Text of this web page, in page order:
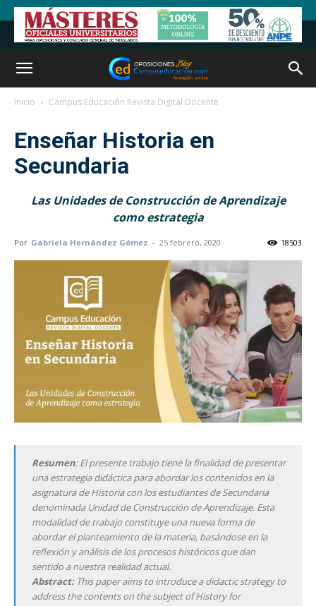
Inicio Campus Educación Revista Digital Docente
Enseñar Historia en
Secundaria
Las Unidades de Construcción de Aprendizaje
como estrategia
Por Gabriela Hernández Gómez - 25 febrero, 2020 18503
Resumen: El presente trabajo tiene la finalidad de presentar
una estrategia didáctica para abordar los contenidos en la
asignatura de Historia con los estudiantes de Secundaria
denominada Unidad de Construcción de Aprendizaje. Esta
modalidad de trabajo constituye una nueva forma de
abordar el planteamiento de la materia, basándose en la
reflexión y análisis de los procesos históricos que dan
sentido a nuestra realidad actual.
Abstract: This paper aims to introduce a didactic strategy to
address the contents on the subject of History for